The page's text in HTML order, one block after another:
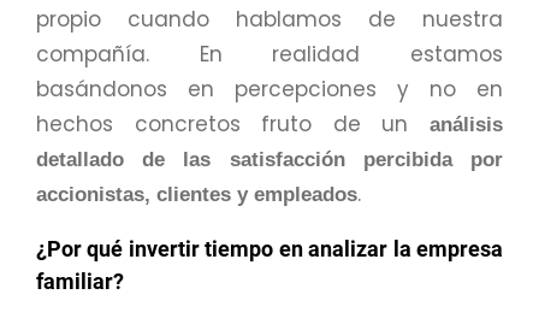
propio cuando hablamos de nuestra
compañía. En realidad estamos
basándonos en percepciones y no en
hechos concretos fruto de un
análisis
detallado de las satisfacción percibida por
accionistas, clientes y empleados.
¿Por qué invertir tiempo en analizar la empresa
familiar?